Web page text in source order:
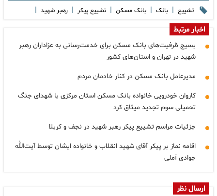
تشییع | بانک | بانک مسکن | تشییع پیکر | رهبر شهید |
اخبار مرتبط
بسیج ظرفیت‌های بانک مسکن برای خدمت‌رسانی به عزاداران رهبر
شهید در تهران و استان‌های کشور
مدیرعامل بانک مسکن در کنار خادمان مردم
کاروان خودرویی خانواده بانک مسکن استان مرکزی با شهدای جنگ
تحمیلی سوم تجدید میثاق کرد
جزئیات مراسم تشییع پیکر رهبر شهید در نجف و کربلا
اقامه نماز بر پیکر آقای شهید انقلاب و خانواده ایشان توسط آیت‌الله
جوادی آملی
ارسال نظر